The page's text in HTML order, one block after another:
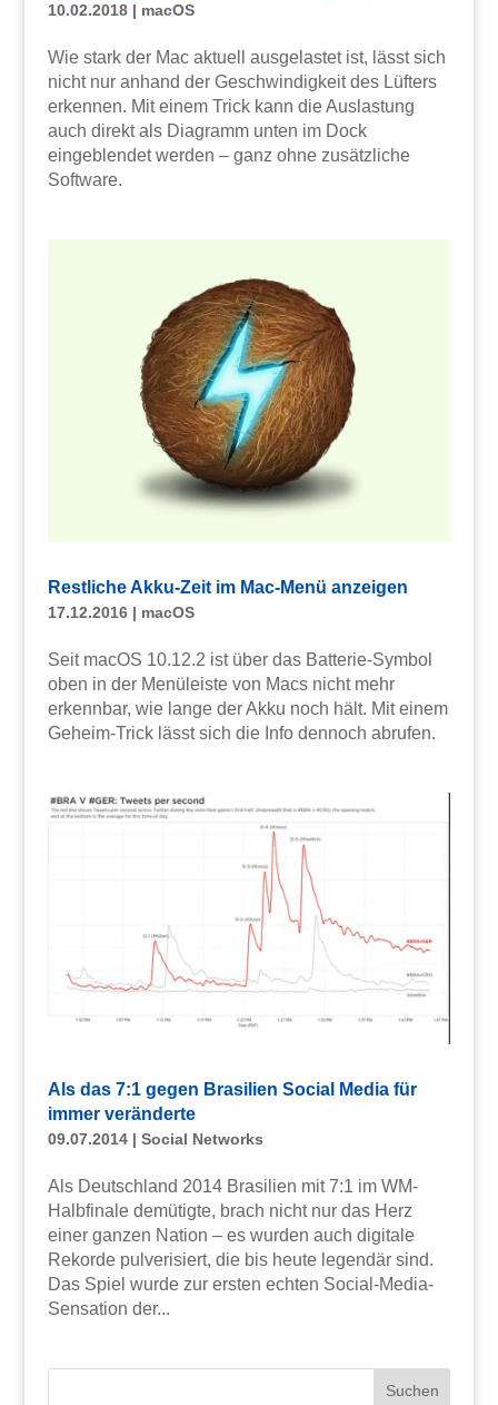
10.02.2018| macOS
Wie stark der Mac aktuell ausgelastet ist, lässt sich
nicht nur anhand der Geschwindigkeit des Lüfters
erkennen. Mit einem Trick kann die Auslastung
auch direkt als Diagramm unten im Dock
eingeblendet werden – ganz ohne zusätzliche
Software.
Restliche Akku-Zeit im Mac-Menü anzeigen
17.12.2016| macOS
Seit macOS 10.12.2 ist über das Batterie-Symbol
oben in der Menüleiste von Macs nicht mehr
erkennbar, wie lange der Akku noch hält. Mit einem
Geheim-Trick lässt sich die Info dennoch abrufen.
Als das 7:1 gegen Brasilien Social Media für
immer veränderte
09.07.2014| Social Networks
Als Deutschland 2014 Brasilien mit 7:1 im WM-
Halbfinale demütigte, brach nicht nur das Herz
einer ganzen Nation – es wurden auch digitale
Rekorde pulverisiert, die bis heute legendär sind.
Das Spiel wurde zur ersten echten Social-Media-
Sensation der...